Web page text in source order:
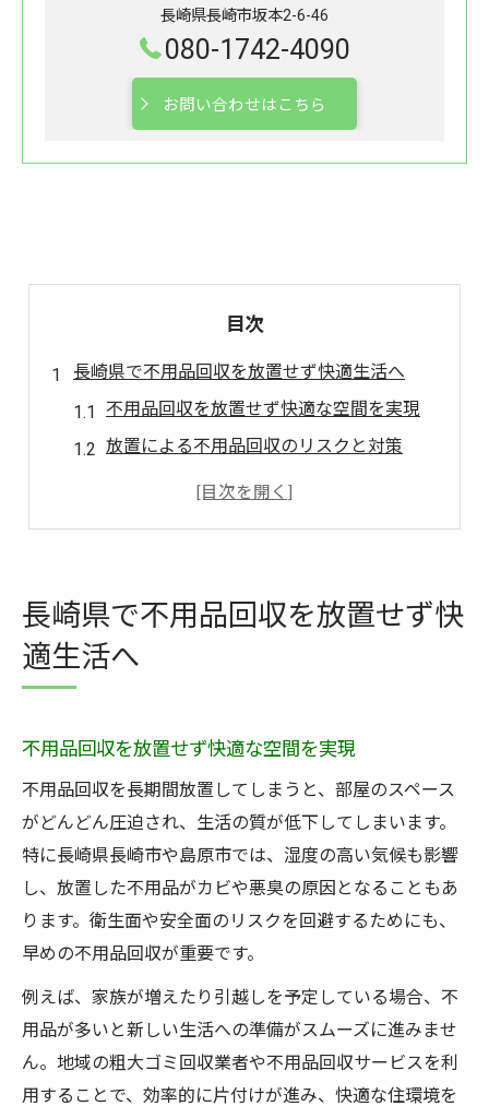
長崎県長崎市坂本2-6-46
080-1742-4090
お問い合わせはこちら
目次
長崎県で不用品回収を放置せず快適生活へ
不用品回収を放置せず快適な空間を実現
放置による不用品回収のリスクと対策
不用品回収サービス利用のメリット解説
島原市で安心できる不用品回収の特徴
口コミから見る不用品回収業者の選定基準
不用品回収で失敗しないポイントまとめ
不用品回収サービスの安心サポート内容
不要品の放置が招くリスクと対策ポイント
不用品回収を放置すると起こる問題点
健康や安全面での不用品回収の重要性
放置された不用品回収のトラブル事例
早めの不用品回収が快適生活の鍵となる
不用品回収放置防止の実践的対策方法
回収サービス選びで失敗しないための知識
信頼できる不用品回収業者の見極め方
長崎県で不用品回収を放置せず快
適生活へ
不用品回収を放置せず快適な空間を実現
不用品回収を長期間放置してしまうと、部屋のスペース
がどんどん圧迫され、生活の質が低下してしまいます。
特に長崎県長崎市や島原市では、湿度の高い気候も影響
し、放置した不用品がカビや悪臭の原因となることもあ
ります。衛生面や安全面のリスクを回避するためにも、
早めの不用品回収が重要です。
例えば、家族が増えたり引越しを予定している場合、不
用品が多いと新しい生活への準備がスムーズに進みませ
ん。地域の粗大ゴミ回収業者や不用品回収サービスを利
用することで、効率的に片付けが進み、快適な住環境を